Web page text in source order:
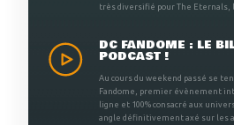
très diversifié pour The Eternals,
DC FANDOME : LE
PODCAST !
Au cours du weekend passé se
Fandome, premier évènement
ligne et 100% consacré aux
angle définitivement axé sur les